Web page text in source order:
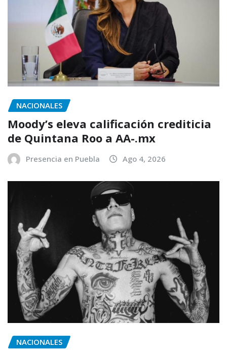
NACIONALES
Moody’s eleva calificación crediticia
de Quintana Roo a AA-.mx
Presencia en Puebla Ago 4, 2026
NACIONALES